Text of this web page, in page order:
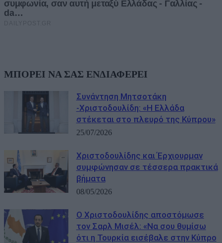
ΜΠΟΡΕΙ ΝΑ ΣΑΣ ΕΝΔΙΑΦΕΡΕΙ
Συνάντηση Μητσοτάκη
-Χριστοδουλίδη: «Η Ελλάδα
στέκεται στο πλευρό της Κύπρου»
25/07/2026
Χριστοδουλίδης και Έρχιουρμαν
συμφώνησαν σε τέσσερα πρακτικά
βήματα
08/05/2026
Ο Χριστοδουλίδης αποστόμωσε
τον Σαρλ Μισέλ: «Να σου θυμίσω
ότι η Τουρκία εισέβαλε στην Κύπρο